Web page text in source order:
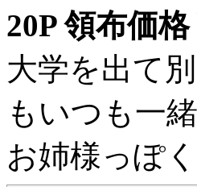
20P 領布価格
大学を出て
もいつも一
お姉様っぽ